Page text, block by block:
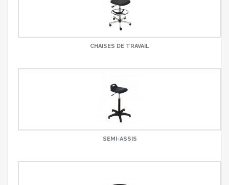
CHAISES DE TRAVAIL
SEMI-ASSIS